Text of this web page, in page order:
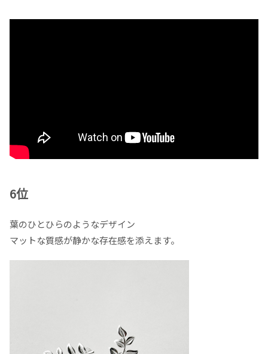
6位
葉のひとひらのようなデザイン
マットな質感が静かな存在感を添えます。